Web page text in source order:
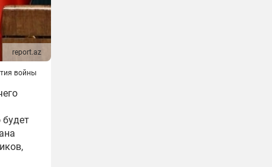
report.az
войны